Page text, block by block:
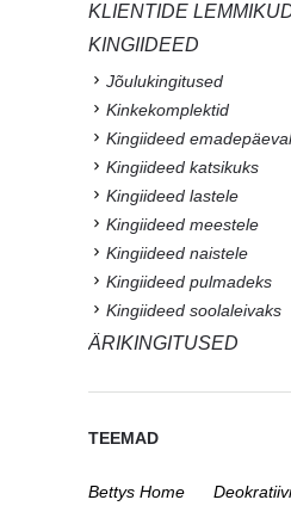
KLIENTIDE
KINGIIDEED
Jõulukingitused
Kinkekomplektid
Kingiideed
Kingiideed katsikuks
Kingiideed lastele
Kingiideed meestele
Kingiideed naistele
Kingiideed pulmadeks
Kingiideed soolaleivaks
ÄRIKINGITUSED
TEEMAD
Bettys Home